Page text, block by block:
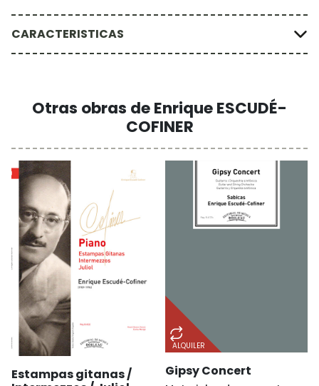
CARACTERISTICAS
Otras obras de Enrique ESCUDÉ-
COFINER
Estampas gitanas /
ALQUILER
Gipsy Concert